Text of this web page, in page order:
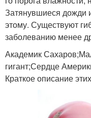
Затянувшиеся дожди
этому. Существуют
заболеванию менее
Академик
гигант;Сердце
Краткое описание